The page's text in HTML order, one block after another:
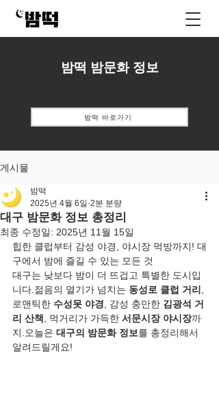
밤떡 밤문화 정보
밤떡 바로가기
게시물
대구 밤문화 정보 총정리
밤떡
2025년 4월 6일 2분 분량
최종 수정일: 2025년 11월 15일
힙한 클럽부터 감성 야경, 야시장 먹방까지! 대
구에서 밤에 즐길 수 있는 모든 것
대구는 낮보다 밤이 더 뜨겁고 특별한 도시입
니다.젊음의 열기가 넘치는 동성로 클럽 거리
로맨틱한 수성못 야경 , 감성 충만한 김광석 거
리 산책
, 먹거리가 가득한 서문시장 야시장까
지.오늘은 대구의 밤문화 정보를 총정리해서
알려드릴게요!